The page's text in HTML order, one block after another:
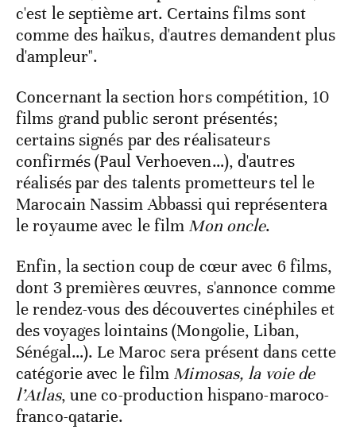
c'est le septième art. Certains films sont
comme des haïkus, d'autres demandent plus
d'ampleur".
Concernant la section hors compétition, 10
films grand public seront présentés;
certains signés par des réalisateurs
confirmés (Paul Verhoeven…), d'autres
réalisés par des talents prometteurs tel le
Marocain Nassim Abbassi qui représentera
le royaume avec le film Mon oncle.
Enfin, la section coup de cœur avec 6 films,
dont 3 premières œuvres, s'annonce comme
le rendez-vous des découvertes cinéphiles et
des voyages lointains (Mongolie, Liban,
Sénégal…). Le Maroc sera présent dans cette
catégorie avec le film Mimosas, la voie de
l’Atlas, une co-production hispano-maroco-
franco-qatarie.